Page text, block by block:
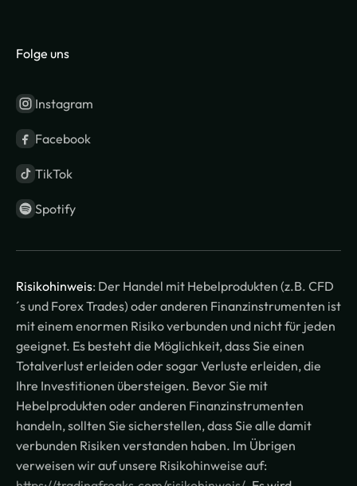
Folge uns
Instagram
Facebook
TikTok
Spotify
Risikohinweis: Der Handel mit Hebelprodukten (z.B. CFD
´s und Forex Trades) oder anderen Finanzinstrumenten ist
mit einem enormen Risiko verbunden und nicht für jeden
geeignet. Es besteht die Möglichkeit, dass Sie einen
Totalverlust erleiden oder sogar Verluste erleiden, die
Ihre Investitionen übersteigen. Bevor Sie mit
Hebelprodukten oder anderen Finanzinstrumenten
handeln, sollten Sie sicherstellen, dass Sie alle damit
verbunden Risiken verstanden haben. Im Übrigen
verweisen wir auf unsere Risikohinweise auf: